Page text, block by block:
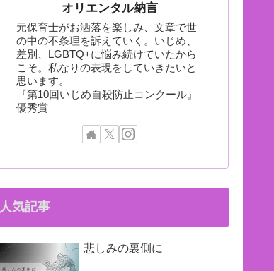
オリエンタル納言
元保育士がお洒落を楽しみ、文章で世
の中の不条理を訴えていく。いじめ、
差別、LGBTQ+に悩み続けていたから
こそ。私なりの表現をしていきたいと
思います。
『第10回いじめ自殺防止コンクール』
優秀賞
人気記事
悲しみの裏側に